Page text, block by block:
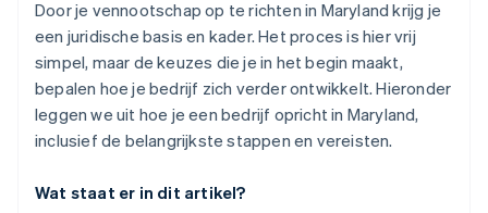
statuten aan
Geef aandelen uit aan oprichters en leg eigendom
vast
Registreer je voor de staatsbelastingen van
Maryland (indien nodig)
eigendommen in
Aankoop van aandelen door de oprichter zonder
contant geld
Automatische indiening van
belastingkeuzeformulier 83(b)
Juridische bedrijfsdocumenten van wereldklasse
partnervoordelen en kortingen
Door je vennootschap op te richten in Maryland krijg je
een juridische basis en kader. Het proces is hier vrij
simpel, maar de keuzes die je in het begin maakt,
bepalen hoe je bedrijf zich verder ontwikkelt. Hieronder
leggen we uit hoe je een bedrijf opricht in Maryland,
inclusief de belangrijkste stappen en vereisten.
Wat staat er in dit artikel?